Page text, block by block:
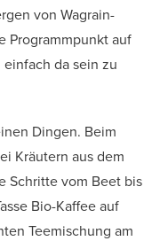
von Wagrain-
Programmpunkt auf
da sein zu
Dingen. Beim
Kräutern aus dem
Schritte vom Beet bis
Bio-Kaffee auf
Teemischung am